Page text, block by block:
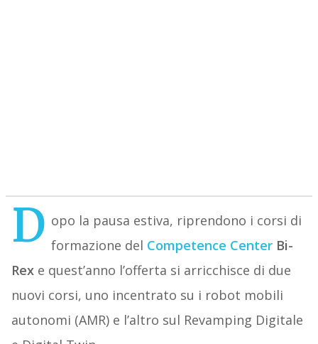
D opo la pausa estiva, riprendono i corsi di
formazione del Competence CenterBi-
Rexe quest’anno l’offerta si arricchisce di due
nuovi corsi, uno incentrato su i robot mobili
autonomi (AMR) e l’altro sul Revamping Digitale